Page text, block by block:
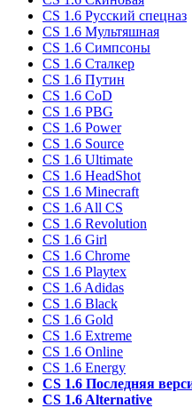
CS 1.6 Русский спецназ
CS 1.6 Мультяшная
CS 1.6 Симпсоны
CS 1.6 Сталкер
CS 1.6 Путин
CS 1.6 CoD
CS 1.6 PBG
CS 1.6 Power
CS 1.6 Source
CS 1.6 Ultimate
CS 1.6 HeadShot
CS 1.6 Minecraft
CS 1.6 All CS
CS 1.6 Revolution
CS 1.6 Girl
CS 1.6 Chrome
CS 1.6 Playtex
CS 1.6 Adidas
CS 1.6 Black
CS 1.6 Gold
CS 1.6 Extreme
CS 1.6 Online
CS 1.6 Energy
CS 1.6 Последняя
CS 1.6 Alternative